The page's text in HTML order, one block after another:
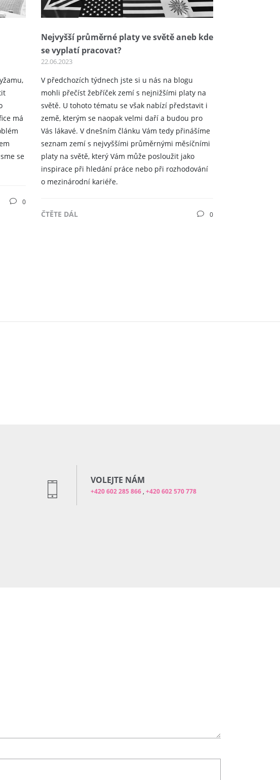
má
se
0
Nejvyšší průměrné platy ve světě aneb kde
se vyplatí pracovat?
22.06.2023
V předchozích týdnech jste si u nás na blogu
mohli přečíst žebříček zemí s nejnižšími platy na
světě. U tohoto tématu se však nabízí představit i
země, kterým se naopak velmi daří a budou pro
Vás lákavé. V dnešním článku Vám tedy přinášíme
seznam zemí s nejvyššími průměrnými měsíčními
platy na světě, který Vám může posloužit jako
inspirace při hledání práce nebo při rozhodování
o mezinárodní kariéře.
ČTĚTE DÁL 0
VOLEJTE NÁM
+420 602 285 866 +420 602 570 778